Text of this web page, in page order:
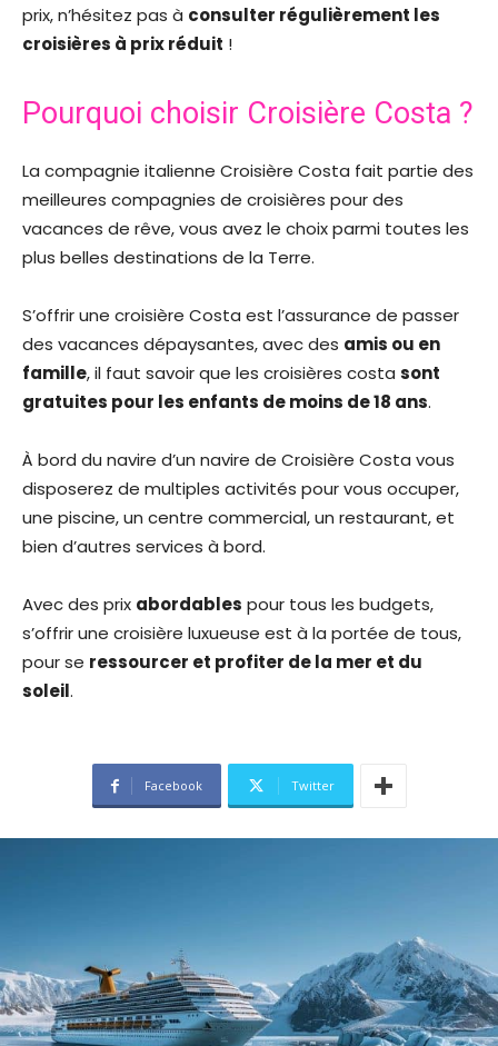
prix, n’hésitez pas à consulter régulièrement les
croisières à prix réduit !
Pourquoi choisir Croisière Costa ?
La compagnie italienne Croisière Costa fait partie des
meilleures compagnies de croisières pour des
vacances de rêve, vous avez le choix parmi toutes les
plus belles destinations de la Terre.
S’offrir une croisière Costa est l’assurance de passer
des vacances dépaysantes, avec des amis ou en
famille, il faut savoir que les croisières costa sont
gratuites pour les enfants de moins de 18 ans.
À bord du navire d’un navire de Croisière Costa vous
disposerez de multiples activités pour vous occuper,
une piscine, un centre commercial, un restaurant, et
bien d’autres services à bord.
Avec des prix abordables pour tous les budgets,
s’offrir une croisière luxueuse est à la portée de tous,
pour se ressourcer et profiter de la mer et du
soleil.
Facebook Twitter